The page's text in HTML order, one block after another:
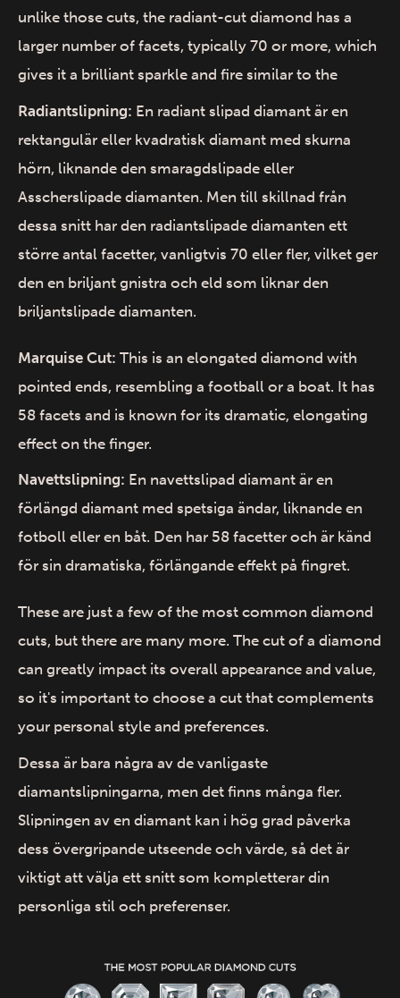
unlike those cuts, the radiant-cut diamond has a
larger number of facets, typically 70 or more, which
gives it a brilliant sparkle and fire similar to the
Radiantslipning: En radiant slipad diamant är en
rektangulär eller kvadratisk diamant med skurna
hörn, liknande den smaragdslipade eller
Asscherslipade diamanten. Men till skillnad från
dessa snitt har den radiantslipade diamanten ett
större antal facetter, vanligtvis 70 eller fler, vilket ger
den en briljant gnistra och eld som liknar den
briljantslipade diamanten.
Marquise Cut: This is an elongated diamond with
pointed ends, resembling a football or a boat. It has
58 facets and is known for its dramatic, elongating
effect on the finger.
Navettslipning: En navettslipad diamant är en
förlängd diamant med spetsiga ändar, liknande en
fotboll eller en båt. Den har 58 facetter och är känd
för sin dramatiska, förlängande effekt på fingret.
These are just a few of the most common diamond
cuts, but there are many more. The cut of a diamond
can greatly impact its overall appearance and value,
so it's important to choose a cut that complements
your personal style and preferences.
Dessa är bara några av de vanligaste
diamantslipningarna, men det finns många fler.
Slipningen av en diamant kan i hög grad påverka
dess övergripande utseende och värde, så det är
viktigt att välja ett snitt som kompletterar din
personliga stil och preferenser.